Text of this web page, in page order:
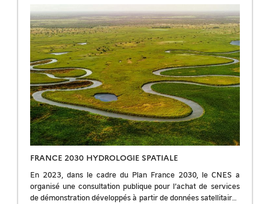
FRANCE 2030 HYDROLOGIE SPATIALE
En 2023, dans le cadre du Plan France 2030, le CNES a
organisé une consultation publique pour l’achat de services
de démonstration développés à partir de données satellitaires